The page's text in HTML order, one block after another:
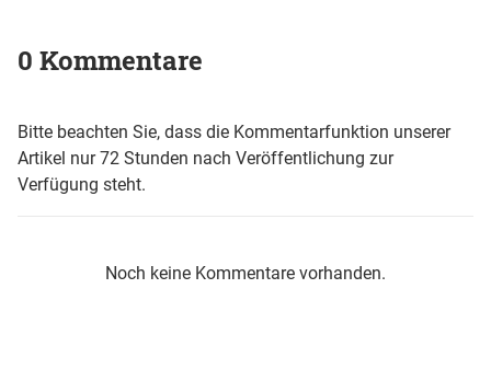
0 Kommentare
Bitte beachten Sie, dass die Kommentarfunktion unserer
Artikel nur 72 Stunden nach Veröffentlichung zur
Verfügung steht.
Noch keine Kommentare vorhanden.